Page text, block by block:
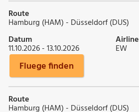
Route
Hamburg (HAM) - Düsseldorf (DUS)
Datum
11.10.2026 - 13.10.2026
Airline
EW
Fluege finden
Route
Hamburg (HAM) - Düsseldorf (DUS)